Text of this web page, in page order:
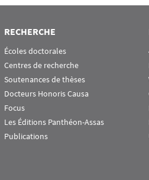
RECHERCHE
Écoles doctorales
Centres de recherche
Soutenances de thèses
Docteurs Honoris Causa
Focus
Les Éditions Panthéon-Assas
Publications